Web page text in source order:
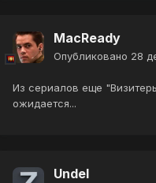
MacReady
Опубликовано 28
Из сериалов еще
ожидается...
Undel